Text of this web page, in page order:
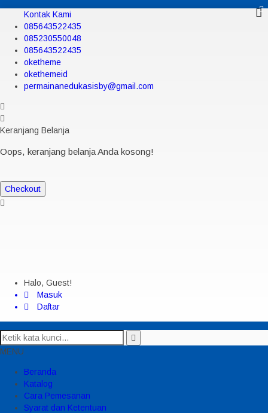
Kontak Kami
085643522435
085230550048
085643522435
oketheme
okethemeid
permainanedukasisby@gmail.com
Keranjang Belanja
Oops, keranjang belanja Anda kosong!
Checkout
Halo, Guest!
Masuk
Daftar
MENU
Beranda
Katalog
Cara Pemesanan
Syarat dan Ketentuan